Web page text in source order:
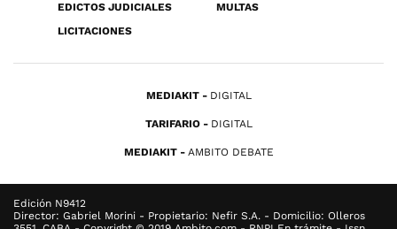
EDICTOS JUDICIALES
MULTAS
LICITACIONES
MEDIAKIT DIGITAL
TARIFARIO DIGITAL
MEDIAKIT AMBITO DEBATE
Edición N9412
Director: Gabriel Morini - Propietario: Nefir S.A. - Domicilio: Olleros